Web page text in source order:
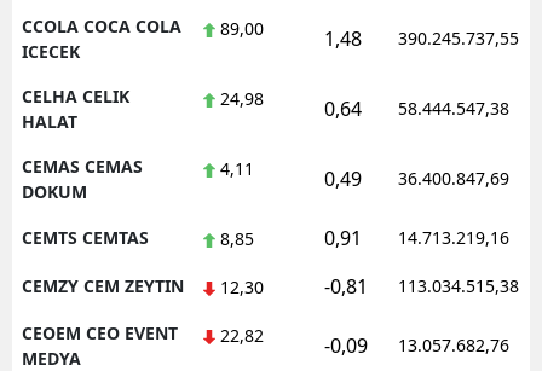
CCOLA COCA COLA
ICECEK
89,00 1,48 390.245.737,55
CELHA CELIK
HALAT
24,98 0,64 58.444.547,38
CEMAS CEMAS
DOKUM
4,11 0,49 36.400.847,69
CEMTS CEMTAS 8,85 0,91 14.713.219,16
CEMZY CEM ZEYTIN 12,30 -0,81 113.034.515,38
CEOEM CEO EVENT
MEDYA
22,82 -0,09 13.057.682,76